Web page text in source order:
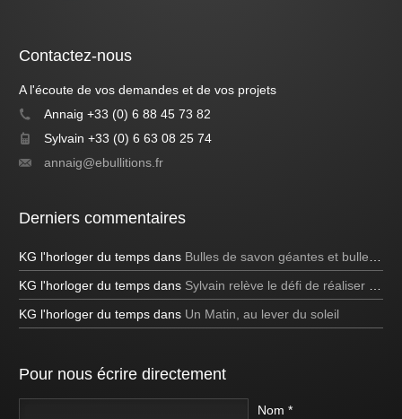
Contactez-nous
A l'écoute de vos demandes et de vos projets
Annaig +33 (0) 6 88 45 73 82
Sylvain +33 (0) 6 63 08 25 74
annaig@ebullitions.fr
Derniers commentaires
KG l'horloger du temps dans Bulles de savon géantes et bulles bleues
KG l'horloger du temps dans Sylvain relève le défi de réaliser une bulle de savon carrée à la télévision!
KG l'horloger du temps dans Un Matin, au lever du soleil
Pour nous écrire directement
Nom *